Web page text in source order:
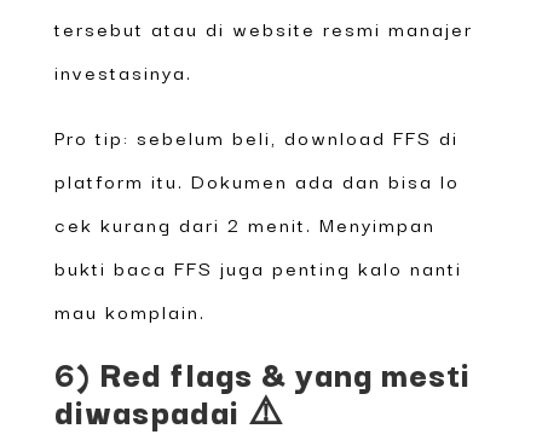
tersebut atau di website resmi manajer
investasinya.
Pro tip: sebelum beli, download FFS di
platform itu. Dokumen ada dan bisa lo
cek kurang dari 2 menit. Menyimpan
bukti baca FFS juga penting kalo nanti
mau komplain.
6) Red flags & yang mesti
diwaspadai ⚠️